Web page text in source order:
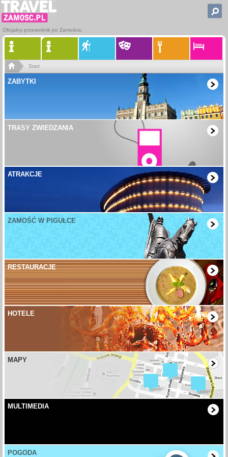
Oficjalny przewodnik po Zamościu
Start
ZABYTKI
TRASY ZWIEDZANIA
ATRAKCJE
ZAMOŚĆ W PIGUŁCE
RESTAURACJE
HOTELE
MAPY
MULTIMEDIA
POGODA